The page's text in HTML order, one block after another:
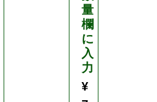
量
欄
に
入
力
¥